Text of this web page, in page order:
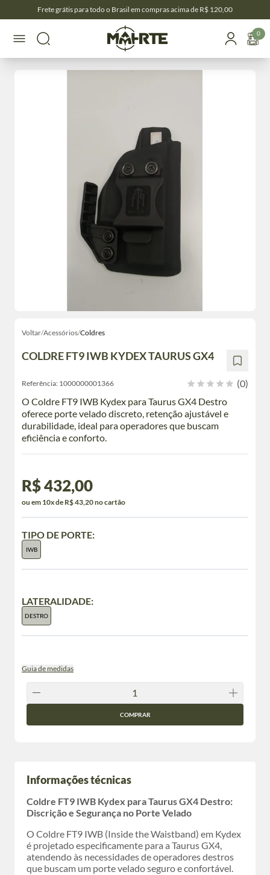
Frete grátis para todo o Brasil em compras acima de R$ 120,00
0
Voltar/Acessórios/Coldres
COLDRE FT9 IWB KYDEX TAURUS GX4
Referência: 1000000001366
(0)
O Coldre FT9 IWB Kydex para Taurus GX4 Destro
oferece porte velado discreto, retenção ajustável e
durabilidade, ideal para operadores que buscam
eficiência e conforto.
R$ 432,00
ou em 10x de R$ 43,20 no cartão
TIPO DE PORTE:
IWB
LATERALIDADE:
DESTRO
Guia de medidas
COMPRAR
Informações técnicas
Coldre FT9 IWB Kydex para Taurus GX4 Destro:
Discrição e Segurança no Porte Velado
O Coldre FT9 IWB (Inside the Waistband) em Kydex
é projetado especificamente para a Taurus GX4,
atendendo às necessidades de operadores destros
que buscam um porte velado seguro e confortável.